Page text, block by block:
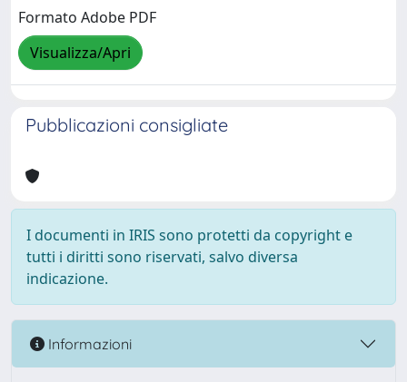
Formato Adobe PDF
Visualizza/Apri
Pubblicazioni consigliate
I documenti in IRIS sono protetti da copyright e
tutti i diritti sono riservati, salvo diversa
indicazione.
Informazioni